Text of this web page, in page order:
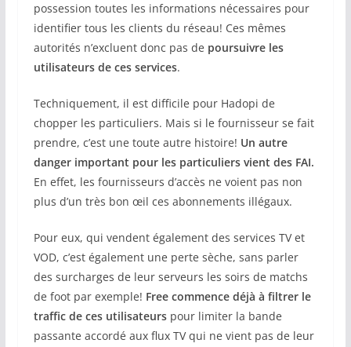
possession toutes les informations nécessaires pour
identifier tous les clients du réseau! Ces mêmes
autorités n’excluent donc pas de poursuivre les
utilisateurs de ces services.
Techniquement, il est difficile pour Hadopi de
chopper les particuliers. Mais si le fournisseur se fait
prendre, c’est une toute autre histoire! Un autre
danger important pour les particuliers vient des FAI.
En effet, les fournisseurs d’accès ne voient pas non
plus d’un très bon œil ces abonnements illégaux.
Pour eux, qui vendent également des services TV et
VOD, c’est également une perte sèche, sans parler
des surcharges de leur serveurs les soirs de matchs
de foot par exemple! Free commence déjà à filtrer le
traffic de ces utilisateurspour limiter la bande
passante accordé aux flux TV qui ne vient pas de leur